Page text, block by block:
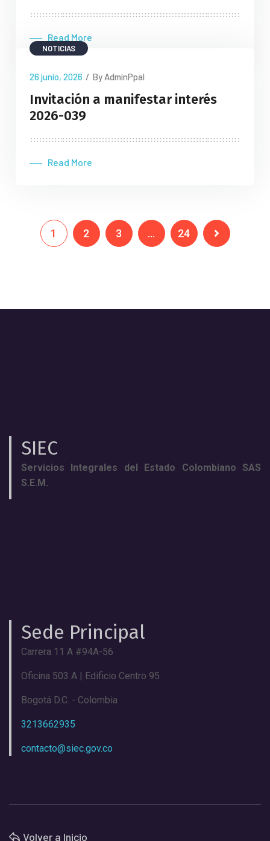
Read More
NOTICIAS
26 junio, 2026 / By AdminPpal
Invitación a manifestar interés
2026-039
Read More
1 2 3 … 24
SIEC
Servicios Integrales del Estado Colombiano SAS
S.E.M.
Sede Principal
Carrera 11 A #94A-56
Oficina 503 A | Edificio Centro 95
Bogotá D.C. - Colombia
3213662935
contacto@siec.gov.co
Volver a Inicio